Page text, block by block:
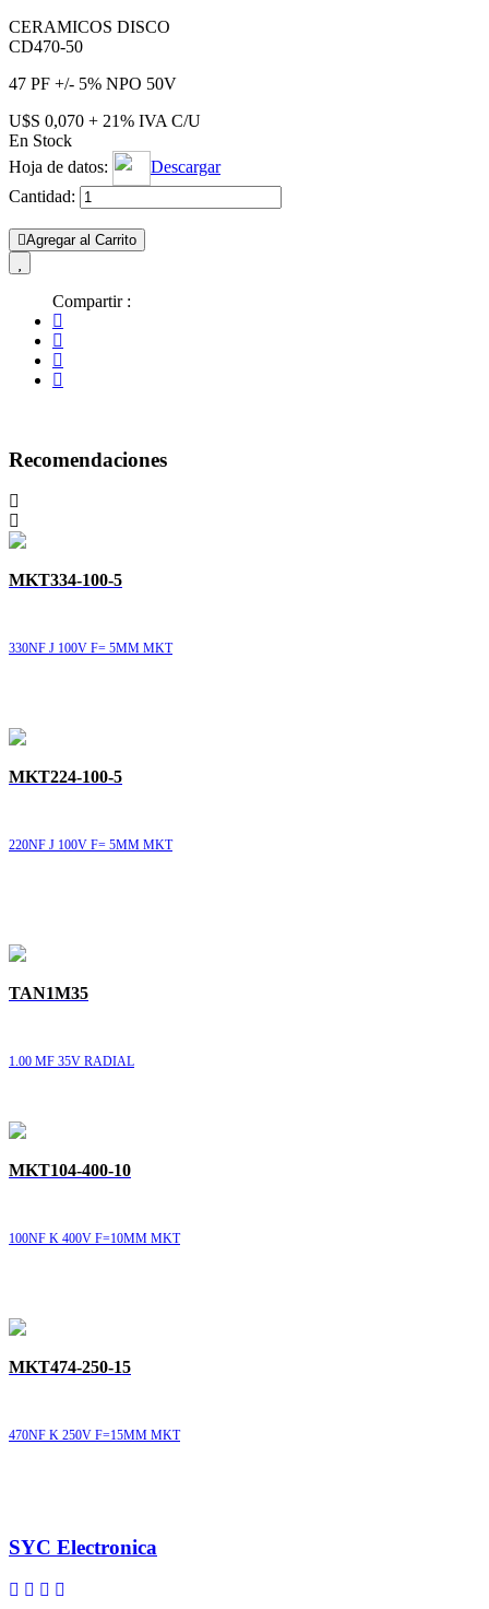
CERAMICOS DISCO
CD470-50
47 PF +/- 5% NPO 50V
U$S 0,070 + 21% IVA C/U
En Stock
Hoja de datos:
Descargar
Cantidad:
Agregar al Carrito
Compartir :
Recomendaciones
MKT334-100-5
330NF J 100V F= 5MM MKT
MKT224-100-5
220NF J 100V F= 5MM MKT
TAN1M35
1.00 MF 35V RADIAL
MKT104-400-10
100NF K 400V F=10MM MKT
MKT474-250-15
470NF K 250V F=15MM MKT
SYC Electronica